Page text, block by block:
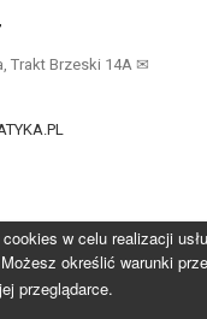
Trakt Brzeski 14A ✉
w celu realizacji
określić warunki
przeglądarce.